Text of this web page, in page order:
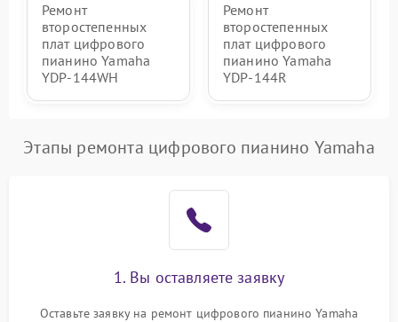
Ремонт
второстепенных
плат цифрового
пианино Yamaha
YDP-144WH
Ремонт
второстепенных
плат цифрового
пианино Yamaha
YDP-144R
Этапы ремонта цифрового пианино Yamaha
1. Вы оставляете заявку
Оставьте заявку на ремонт цифрового пианино Yamaha